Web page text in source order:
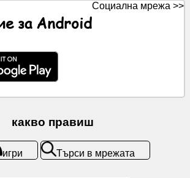
за Android
Социална мрежа >>
какво правиш
игри
Търси в мрежата